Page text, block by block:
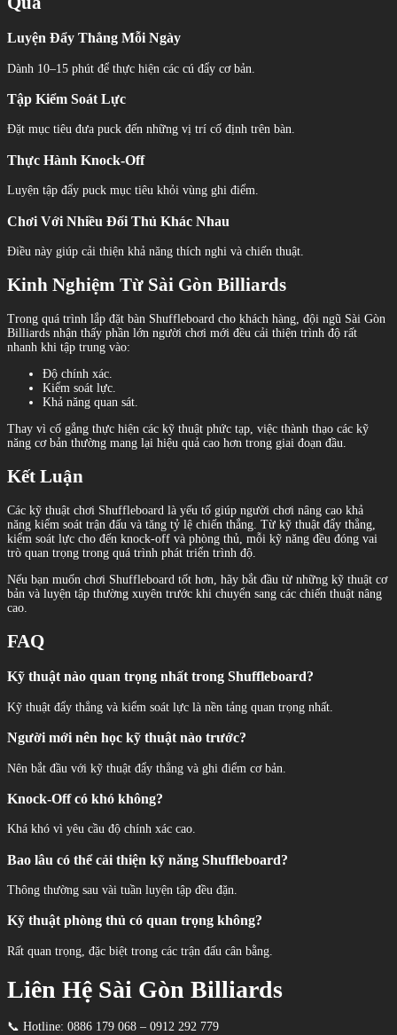
Luyện Đẩy Thẳng Mỗi Ngày
Dành 10–15 phút để thực hiện các cú đẩy cơ bản.
Tập Kiểm Soát Lực
Đặt mục tiêu đưa puck đến những vị trí cố định trên bàn.
Thực Hành Knock-Off
Luyện tập đẩy puck mục tiêu khỏi vùng ghi điểm.
Chơi Với Nhiều Đối Thủ Khác Nhau
Điều này giúp cải thiện khả năng thích nghi và chiến thuật.
Kinh Nghiệm Từ Sài Gòn Billiards
Trong quá trình lắp đặt bàn Shuffleboard cho khách hàng, đội ngũ Sài Gòn
Billiards nhận thấy phần lớn người chơi mới đều cải thiện trình độ rất
nhanh khi tập trung vào:
Độ chính xác.
Kiểm soát lực.
Khả năng quan sát.
Thay vì cố gắng thực hiện các kỹ thuật phức tạp, việc thành thạo các kỹ
năng cơ bản thường mang lại hiệu quả cao hơn trong giai đoạn đầu.
Kết Luận
Các kỹ thuật chơi Shuffleboard là yếu tố giúp người chơi nâng cao khả
năng kiểm soát trận đấu và tăng tỷ lệ chiến thắng. Từ kỹ thuật đẩy thẳng,
kiểm soát lực cho đến knock-off và phòng thủ, mỗi kỹ năng đều đóng vai
trò quan trọng trong quá trình phát triển trình độ.
Nếu bạn muốn chơi Shuffleboard tốt hơn, hãy bắt đầu từ những kỹ thuật cơ
bản và luyện tập thường xuyên trước khi chuyển sang các chiến thuật nâng
cao.
FAQ
Kỹ thuật nào quan trọng nhất trong Shuffleboard?
Kỹ thuật đẩy thẳng và kiểm soát lực là nền tảng quan trọng nhất.
Người mới nên học kỹ thuật nào trước?
Nên bắt đầu với kỹ thuật đẩy thẳng và ghi điểm cơ bản.
Knock-Off có khó không?
Khá khó vì yêu cầu độ chính xác cao.
Bao lâu có thể cải thiện kỹ năng Shuffleboard?
Thông thường sau vài tuần luyện tập đều đặn.
Kỹ thuật phòng thủ có quan trọng không?
Rất quan trọng, đặc biệt trong các trận đấu cân bằng.
Liên Hệ Sài Gòn Billiards
📞 Hotline: 0886 179 068 – 0912 292 779